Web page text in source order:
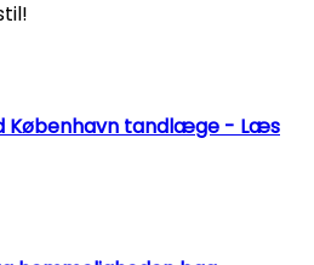
København tandlæge - Læs